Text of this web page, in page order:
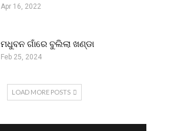
Apr 16, 2022
ମଧୁବନ ଗାଁରେ ବୁଲିଲା ଖଣ୍ଡା
Feb 25, 2024
LOAD MORE POSTS